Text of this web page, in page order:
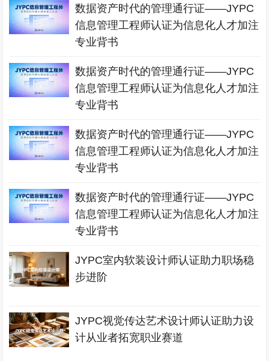
数据资产时代的管理通行证——JYPC
信息管理工程师认证为信息化人才加注
专业背书
数据资产时代的管理通行证——JYPC
信息管理工程师认证为信息化人才加注
专业背书
数据资产时代的管理通行证——JYPC
信息管理工程师认证为信息化人才加注
专业背书
数据资产时代的管理通行证——JYPC
信息管理工程师认证为信息化人才加注
专业背书
JYPC室内软装设计师认证助力职场稳
步进阶
JYPC视觉传达艺术设计师认证助力设
计从业者拓宽职业赛道